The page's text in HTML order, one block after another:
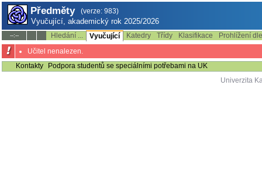
Předměty (verze: 983)
Vyučující, akademický rok 2025/2026
--:-- Hledání ... Vyučující Katedry Třídy Klasifikace
Prohlížení
Učitel nenalezen.
Kontakty
Podpora studentů se speciálními potřebami na UK
Univerzita